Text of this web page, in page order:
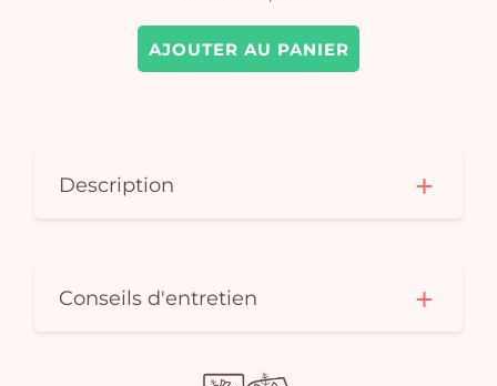
AJOUTER AU PANIER
Description
Conseils d'entretien